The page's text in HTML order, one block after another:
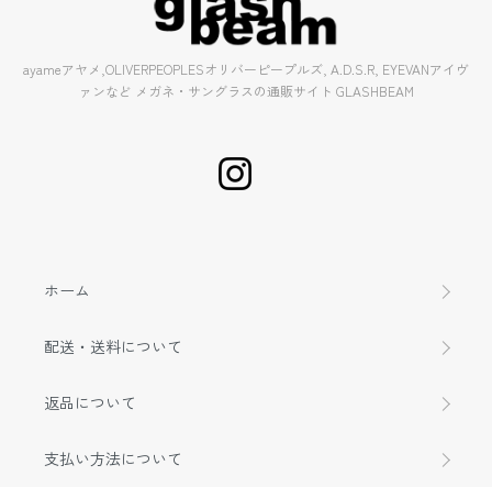
ayameアヤメ,OLIVERPEOPLESオリバーピープルズ, A.D.S.R, EYEVANアイヴ
ァンなど メガネ・サングラスの通販サイト GLASHBEAM
ホーム
配送・送料について
返品について
支払い方法について